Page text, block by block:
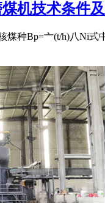
机技术条件
煤种Bp=亠(t/h)八Ni